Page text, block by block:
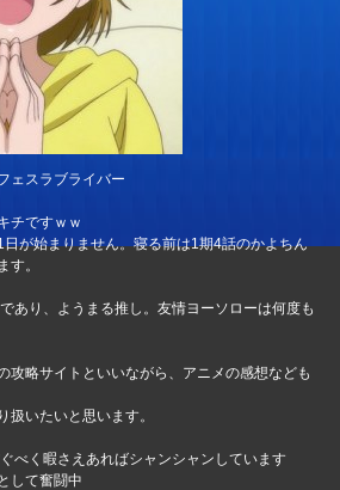
ェスラブライバー
チですｗｗ
が始まりません。寝る前は1期4話のかよちん
す。
あり、ようまる推し。友情ヨーソローは何度も
攻略サイトといいながら、アニメの感想なども
扱いたいと思います。
べく暇さえあればシャンシャンしています
して奮闘中